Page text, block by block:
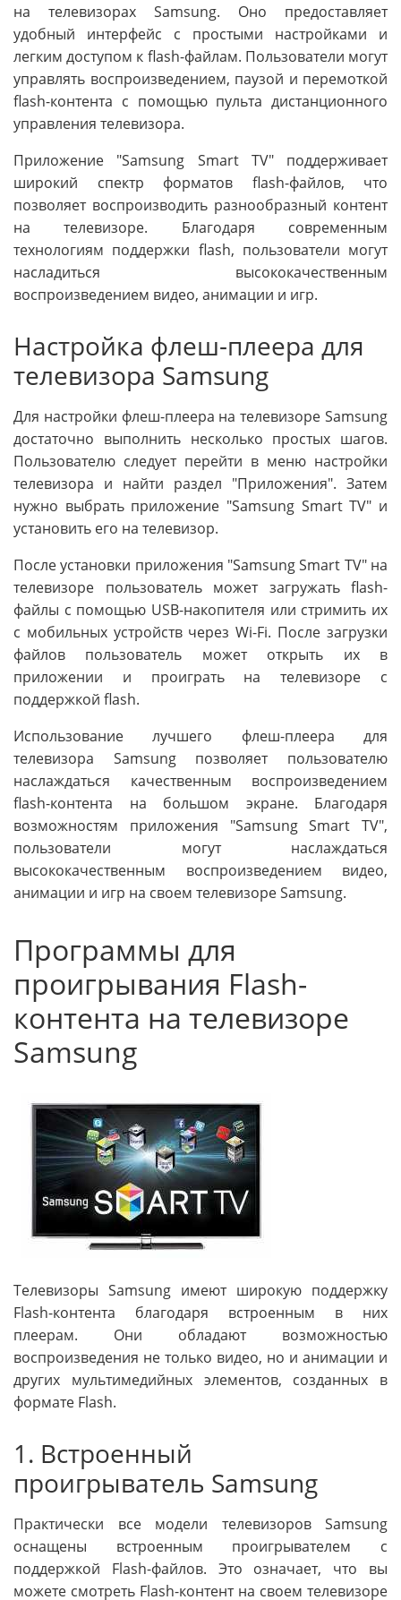
на телевизорах Samsung. Оно предоставляет
удобный интерфейс с простыми настройками и
легким доступом к flash-файлам. Пользователи могут
управлять воспроизведением, паузой и перемоткой
flash-контента с помощью пульта дистанционного
управления телевизора.
Приложение "Samsung Smart TV" поддерживает
широкий спектр форматов flash-файлов, что
позволяет воспроизводить разнообразный контент
на телевизоре. Благодаря современным
технологиям поддержки flash, пользователи могут
насладиться высококачественным
воспроизведением видео, анимации и игр.
Настройка флеш-плеера для
телевизора Samsung
Для настройки флеш-плеера на телевизоре Samsung
достаточно выполнить несколько простых шагов.
Пользователю следует перейти в меню настройки
телевизора и найти раздел "Приложения". Затем
нужно выбрать приложение "Samsung Smart TV" и
установить его на телевизор.
После установки приложения "Samsung Smart TV" на
телевизоре пользователь может загружать flash-
файлы с помощью USB-накопителя или стримить их
с мобильных устройств через Wi-Fi. После загрузки
файлов пользователь может открыть их в
приложении и проиграть на телевизоре с
поддержкой flash.
Использование лучшего флеш-плеера для
телевизора Samsung позволяет пользователю
наслаждаться качественным воспроизведением
flash-контента на большом экране. Благодаря
возможностям приложения "Samsung Smart TV",
пользователи могут наслаждаться
высококачественным воспроизведением видео,
анимации и игр на своем телевизоре Samsung.
Программы для
проигрывания Flash-
контента на телевизоре
Samsung
Телевизоры Samsung имеют широкую поддержку
Flash-контента благодаря встроенным в них
плеерам. Они обладают возможностью
воспроизведения не только видео, но и анимации и
других мультимедийных элементов, созданных в
формате Flash.
1. Встроенный
проигрыватель Samsung
Практически все модели телевизоров Samsung
оснащены встроенным проигрывателем с
поддержкой Flash-файлов. Это означает, что вы
можете смотреть Flash-контент на своем телевизоре